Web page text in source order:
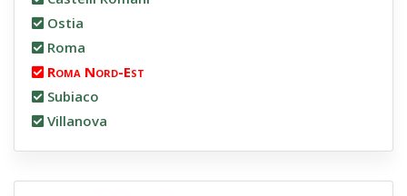
Ostia
Roma
Roma Nord-Est
Subiaco
Villanova